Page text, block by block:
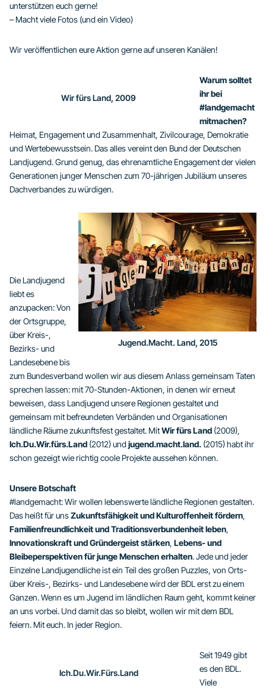
unterstützen euch gerne!
– Macht viele Fotos (und ein Video)
Wir veröffentlichen eure Aktion gerne auf unseren Kanälen!
Wir fürs Land, 2009
Warum solltet
ihr bei
#landgemacht
mitmachen?
Heimat, Engagement und Zusammenhalt, Zivilcourage, Demokratie
und Wertebewusstsein. Das alles vereint den Bund der Deutschen
Landjugend. Grund genug, das ehrenamtliche Engagement der vielen
Generationen junger Menschen zum 70-jährigen Jubiläum unseres
Dachverbandes zu würdigen.
Jugend.Macht. Land, 2015
Die Landjugend
liebt es
anzupacken: Von
der Ortsgruppe,
über Kreis-,
Bezirks- und
Landesebene bis
zum Bundesverband wollen wir aus diesem Anlass gemeinsam Taten
sprechen lassen: mit 70-Stunden-Aktionen, in denen wir erneut
beweisen, dass Landjugend unsere Regionen gestaltet und
gemeinsam mit befreundeten Verbänden und Organisationen
ländliche Räume zukunftsfest gestaltet. MitWir fürs Land (2009),
Ich.Du.Wir.fürs.Land (2012) undjugend.macht.land. (2015) habt ihr
schon gezeigt wie richtig coole Projekte aussehen können.
Unsere Botschaft
#landgemacht: Wir wollen lebenswerte ländliche Regionen gestalten.
Das heißt für unsZukunftsfähigkeit und Kulturoffenheit fördern,
Familienfreundlichkeit und Traditionsverbundenheit leben,
Innovationskraft und Gründergeist stärken, Lebens- und
Bleibeperspektiven für junge Menschen erhalten. Jede und jeder
Einzelne Landjugendliche ist ein Teil des großen Puzzles, von Orts-
über Kreis-, Bezirks- und Landesebene wird der BDL erst zu einem
Ganzen. Wenn es um Jugend im ländlichen Raum geht, kommt keiner
an uns vorbei. Und damit das so bleibt, wollen wir mit dem BDL
feiern. Mit euch. In jeder Region.
Ich.Du.Wir.Fürs.Land
Seit 1949 gibt
es den BDL.
Viele